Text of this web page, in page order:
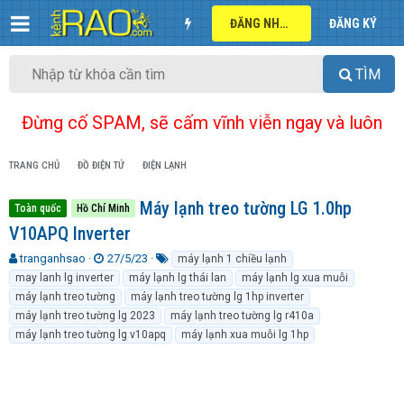
ĐĂNG NHẬP ĐĂNG KÝ
TÌM
Đừng cố SPAM, sẽ cấm vĩnh viễn ngay và luôn
TRANG CHỦ ĐỒ ĐIỆN TỬ ĐIỆN LẠNH
Toàn quốc Hồ Chí Minh
Máy lạnh treo tường LG 1.0hp
V10APQ Inverter
T
h
r
e
a
d
tranganhsao
N
g
à
y
g
ử
27/5/23
ừ
k
h
ó
a
máy lạnh 1 chiều lạnh
may lanh lg inverter
máy lạnh lg thái lan
máy lạnh lg xua muỗi
máy lạnh treo tường
máy lạnh treo tường lg 1hp inverter
máy lạnh treo tường lg 2023
máy lạnh treo tường lg r410a
máy lạnh treo tường lg v10apq
máy lạnh xua muỗi lg 1hp